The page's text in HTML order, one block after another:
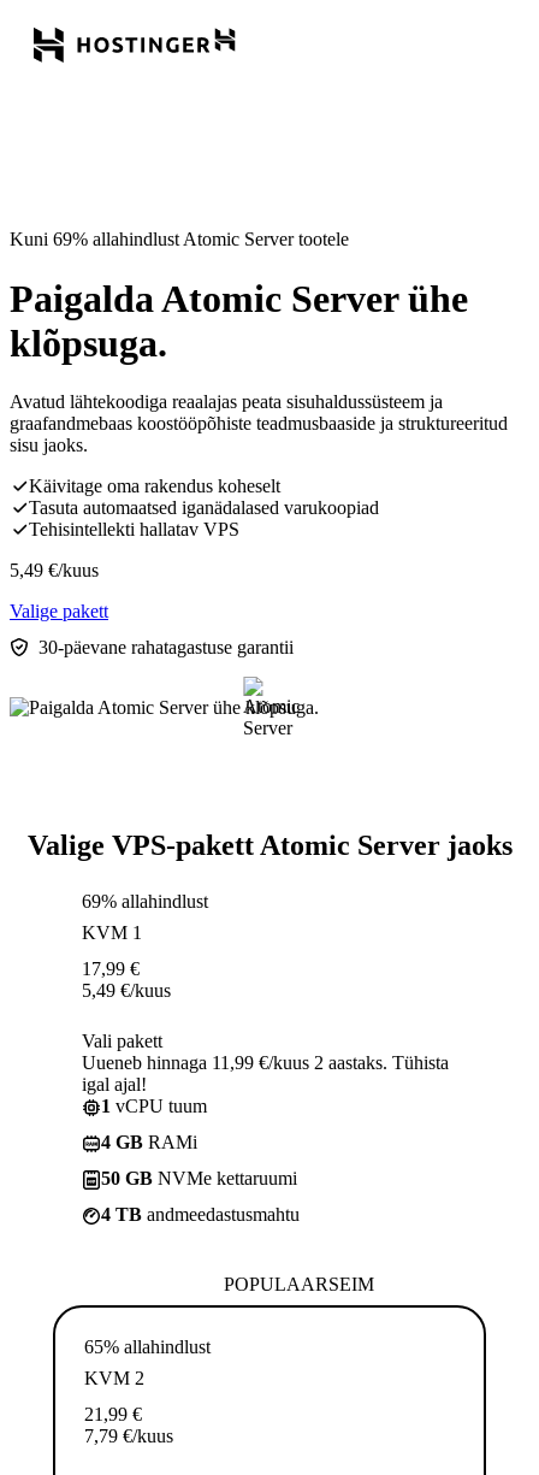
Kuni 69% allahindlust Atomic Server tootele
Paigalda Atomic Server ühe
klõpsuga.
Avatud lähtekoodiga reaalajas peata sisuhaldussüsteem ja
graafandmebaas koostööpõhiste teadmusbaaside ja struktureeritud
sisu jaoks.
Käivitage oma rakendus koheselt
Tasuta automaatsed iganädalased varukoopiad
Tehisintellekti hallatav VPS
5,49 €/kuus
Valige pakett
30-päevane rahatagastuse garantii
Valige VPS-pakett Atomic Server jaoks
69% allahindlust
KVM 1
17,99 €
5,49 €/kuus
Vali pakett
Uueneb hinnaga 11,99 €/kuus 2 aastaks. Tühista
igal ajal!
1 vCPU tuum
4 GB RAMi
50 GB NVMe kettaruumi
4 TB andmeedastusmahtu
POPULAARSEIM
65% allahindlust
KVM 2
21,99 €
7,79 €/kuus